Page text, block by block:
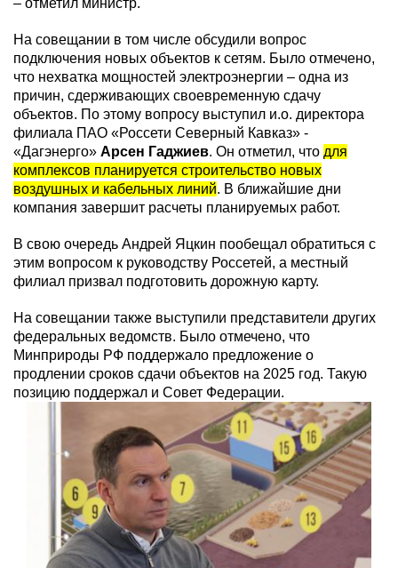
– отметил министр.
На совещании в том числе обсудили вопрос
подключения новых объектов к сетям. Было отмечено,
что нехватка мощностей электроэнергии – одна из
причин, сдерживающих своевременную сдачу
объектов. По этому вопросу выступил и.о. директора
филиала ПАО «Россети Северный Кавказ» -
«Дагэнерго» Арсен Гаджиев. Он отметил, что для
комплексов планируется строительство новых
воздушных и кабельных линий. В ближайшие дни
компания завершит расчеты планируемых работ.
В свою очередь Андрей Яцкин пообещал обратиться с
этим вопросом к руководству Россетей, а местный
филиал призвал подготовить дорожную карту.
На совещании также выступили представители других
федеральных ведомств. Было отмечено, что
Минприроды РФ поддержало предложение о
продлении сроков сдачи объектов на 2025 год. Такую
позицию поддержал и Совет Федерации.